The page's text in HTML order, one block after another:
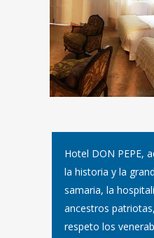
Hotel DON PEPE,
la historia y la
samaria, la
ancestros
respeto los